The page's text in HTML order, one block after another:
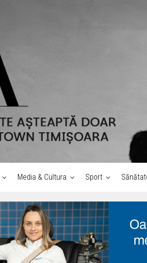
Media & Cultura Sport